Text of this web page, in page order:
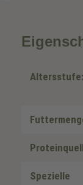
Altersstufe:
Spezielle